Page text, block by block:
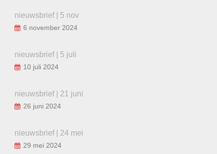
nieuwsbrief | 5 nov
6 november 2024
nieuwsbrief | 5 juli
10 juli 2024
nieuwsbrief | 21 juni
26 juni 2024
nieuwsbrief | 24 mei
29 mei 2024